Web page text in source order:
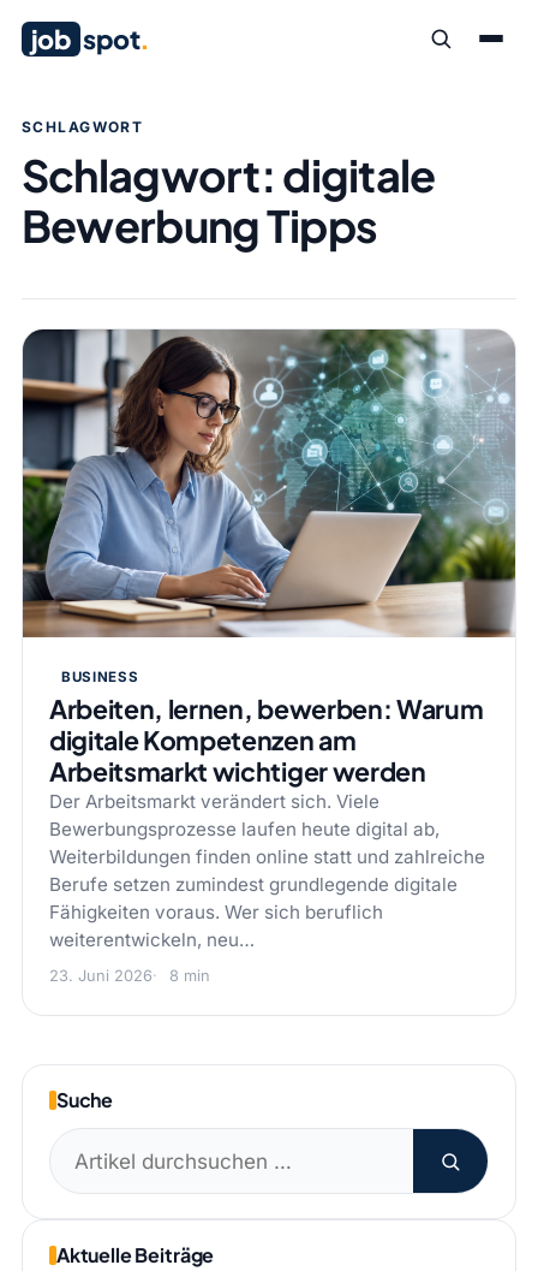
job spot.
SCHLAGWORT
Schlagwort:digitale
Bewerbung Tipps
BUSINESS
Arbeiten, lernen, bewerben: Warum
digitale Kompetenzen am
Arbeitsmarkt wichtiger werden
Der Arbeitsmarkt verändert sich. Viele
Bewerbungsprozesse laufen heute digital ab,
Weiterbildungen finden online statt und zahlreiche
Berufe setzen zumindest grundlegende digitale
Fähigkeiten voraus. Wer sich beruflich
weiterentwickeln, neu…
23. Juni 2026 8 min
Suche
Suchen
nach:
Aktuelle Beiträge